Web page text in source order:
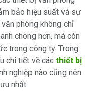
bảo hiệu suất và sự
phòng không chỉ
chóng hơn, mà còn
trong công ty. Trong
chi tiết về các thiết bị
nghiệp nào cũng nên
nhất.